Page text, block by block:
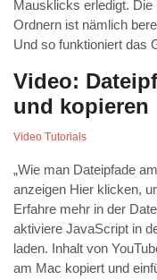
Mausklicks erledigt.
Ordnern ist nämlich
Und so funktioniert das
Video:
und kopieren
Video Tutorials
„Wie man Dateipfade
anzeigen Hier klicken,
Erfahre mehr in der
aktiviere JavaScript in
laden. Inhalt von
am Mac kopiert und